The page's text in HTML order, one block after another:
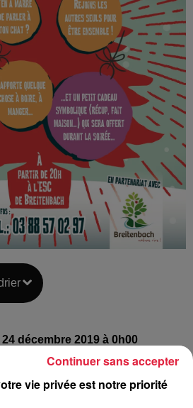
24 décembre 2019 à 0h00
24 décembre 2019 à 0h00
vie privée est notre priorité
Continuer sans accepter